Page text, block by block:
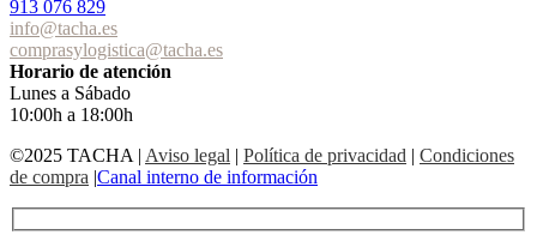
913 076 829
info@tacha.es
comprasylogistica@tacha.es
Horario de atención
Lunes a Sábado
10:00h a 18:00h
©2025 TACHA | Aviso legal | Política de privacidad | Condiciones
de compra |Canal interno de información